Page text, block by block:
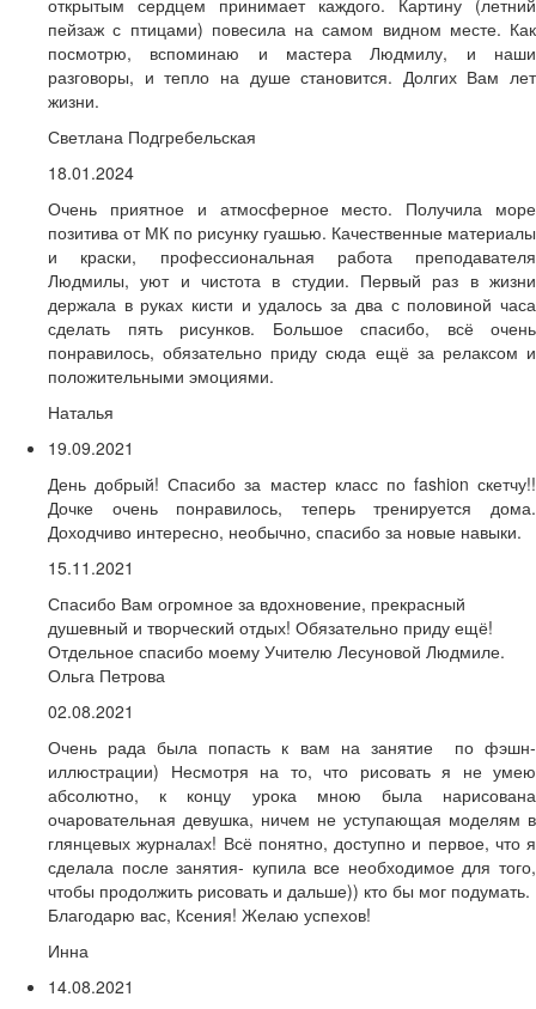
открытым сердцем принимает каждого. Картину (летний
пейзаж с птицами) повесила на самом видном месте. Как
посмотрю, вспоминаю и мастера Людмилу, и наши
разговоры, и тепло на душе становится. Долгих Вам лет
жизни.
Светлана Подгребельская
18.01.2024
Очень приятное и атмосферное место. Получила море
позитива от МК по рисунку гуашью. Качественные материалы
и краски, профессиональная работа преподавателя
Людмилы, уют и чистота в студии. Первый раз в жизни
держала в руках кисти и удалось за два с половиной часа
сделать пять рисунков. Большое спасибо, всё очень
понравилось, обязательно приду сюда ещё за релаксом и
положительными эмоциями.
Наталья
19.09.2021
День добрый! Спасибо за мастер класс по fashion скетчу!!
Дочке очень понравилось, теперь тренируется дома.
Доходчиво интересно, необычно, спасибо за новые навыки.
15.11.2021
Спасибо Вам огромное за вдохновение, прекрасный
душевный и творческий отдых! Обязательно приду ещё!
Отдельное спасибо моему Учителю Лесуновой Людмиле.
Ольга Петрова
02.08.2021
Очень рада была попасть к вам на занятие по фэшн-
иллюстрации) Несмотря на то, что рисовать я не умею
абсолютно, к концу урока мною была нарисована
очаровательная девушка, ничем не уступающая моделям в
глянцевых журналах! Всё понятно, доступно и первое, что я
сделала после занятия- купила все необходимое для того,
чтобы продолжить рисовать и дальше)) кто бы мог подумать.
Благодарю вас, Ксения! Желаю успехов!
Инна
14.08.2021